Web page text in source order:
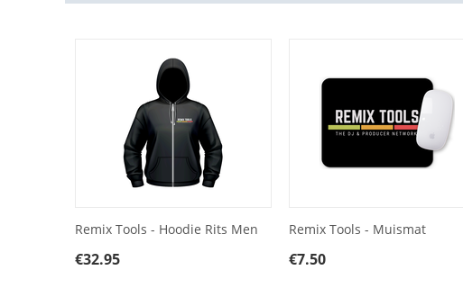
Remix Tools - Hoodie Rits Men
€32.95
Remix Tools - Muismat
€7.50